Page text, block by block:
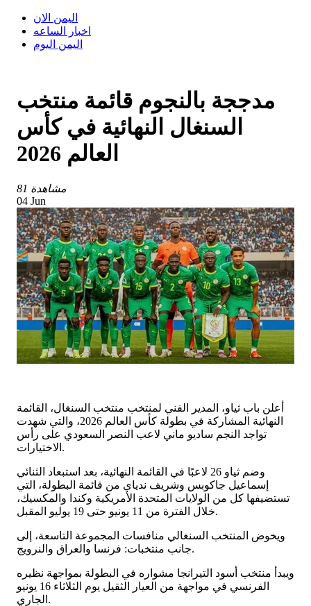
اليمن الان
اخبار الساعه
اليمن اليوم
مدججة بالنجوم قائمة منتخب
السنغال النهائية في كأس
العالم 2026
81 مشاهدة
04 Jun
أعلن باب ثياو، المدير الفني لمنتخب منتخب السنغال، القائمة
النهائية المشاركة في بطولة كأس العالم 2026، والتي شهدت
تواجد النجم ساديو ماني لاعب النصر السعودي على رأس
الاختيارات.
وضم ثياو 26 لاعبًا في القائمة النهائية، بعد استبعاد الثنائي
إسماعيل جاكوبس وشريف ندياي من قائمة البطولة، التي
تستضيفها كل من الولايات المتحدة الأمريكية وكندا والمكسيك،
خلال الفترة من 11 يونيو حتى 19 يوليو المقبل.
ويخوض المنتخب السنغالي منافسات المجموعة التاسعة، إلى
جانب منتخبات: فرنسا والعراق والنرويج.
ويبدأ منتخب أسود التيرانجا مشواره في البطولة بمواجهة نظيره
الفرنسي في مواجهة من العيار الثقيل يوم الثلاثاء 16 يونيو
الجاري.